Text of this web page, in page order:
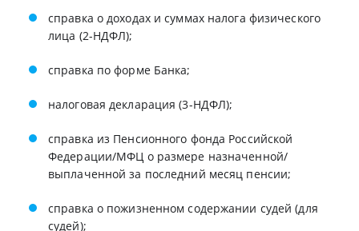
справка о доходах и суммах налога физического
лица (2-НДФЛ);
справка по форме Банка;
налоговая декларация (3-НДФЛ);
справка из Пенсионного фонда Российской
Федерации/МФЦ о размере назначенной/
выплаченной за последний месяц пенсии;
справка о пожизненном содержании судей (для
судей);